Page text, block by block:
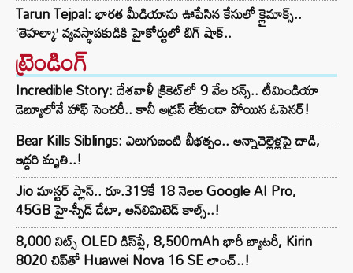
Tarun Tejpal: భారత మీడియాను ఊపేసిన కేసులో క్లైమాక్స్..
‘తెహల్కా’ వ్యవస్థాపకుడికి హైకోర్టులో బిగ్ షాక్..
ట్రెండింగ్‌
Incredible Story: దేశవాళీ క్రికెట్‌లో 9 వేల రన్స్.. టీమిండియా
డెబ్యూలోనే హాఫ్ సెంచరీ.. కానీ అడ్రస్ లేకుండా పోయిన ఓపెనర్!
Bear Kills Siblings: ఎలుగుబంటి బీభత్సం.. అన్నాచెల్లెళ్లపై దాడి,
ఇద్దరి మృతి..!
Jio మాస్టర్ ప్లాన్.. రూ.319కే 18 నెలల Google AI Pro,
45GB హై-స్పీడ్ డేటా, అన్⁭లిమిటెడ్ కాల్స్..!
8,000 నిట్స్ OLED డిస్‌ప్లే, 8,500mAh భారీ బ్యాటరీ, Kirin
8020 చిప్‌తో Huawei Nova 16 SE లాంచ్..!